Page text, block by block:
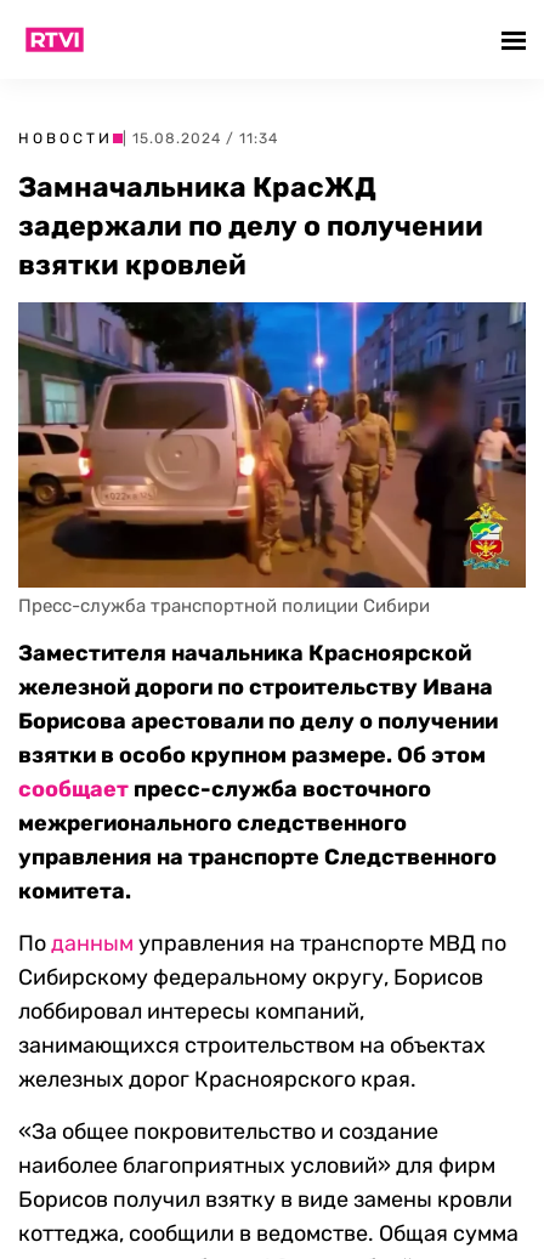
НОВОСТИ | 15.08.2024 / 11:34
Замначальника КрасЖД
задержали по делу о получении
взятки кровлей
Пресс-служба транспортной полиции Сибири
Заместителя начальника Красноярской
железной дороги по строительству Ивана
Борисова арестовали по делу о получении
взятки в особо крупном размере. Об этом
сообщает пресс-служба восточного
межрегионального следственного
управления на транспорте Следственного
комитета.
Поданным управления на транспорте МВД по
Сибирскому федеральному округу, Борисов
лоббировал интересы компаний,
занимающихся строительством на объектах
железных дорог Красноярского края.
«За общее покровительство и создание
наиболее благоприятных условий» для фирм
Борисов получил взятку в виде замены кровли
коттеджа, сообщили в ведомстве. Общая сумма